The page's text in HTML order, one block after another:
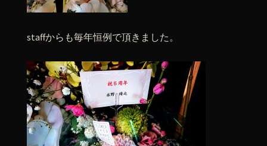
staffからも毎年恒例で頂きました。